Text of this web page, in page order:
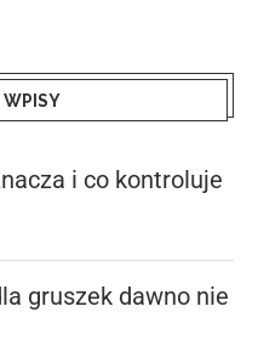
WPISY
i co kontroluje
gruszek dawno nie